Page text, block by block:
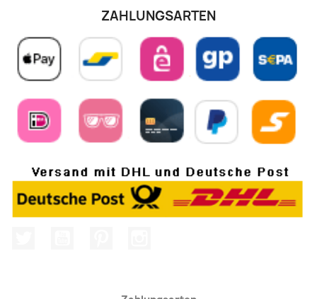
ZAHLUNGSARTEN